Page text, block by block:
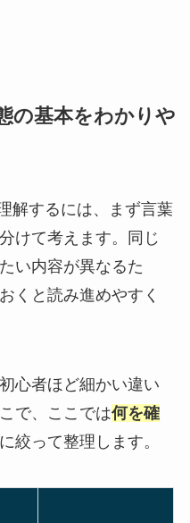
の基本をわかりや
解するには、まず言葉
けて考えます。同じ
い内容が異なるた
くと読み進めやすく
心者ほど細かい違い
で、ここでは何を確
絞って整理します。